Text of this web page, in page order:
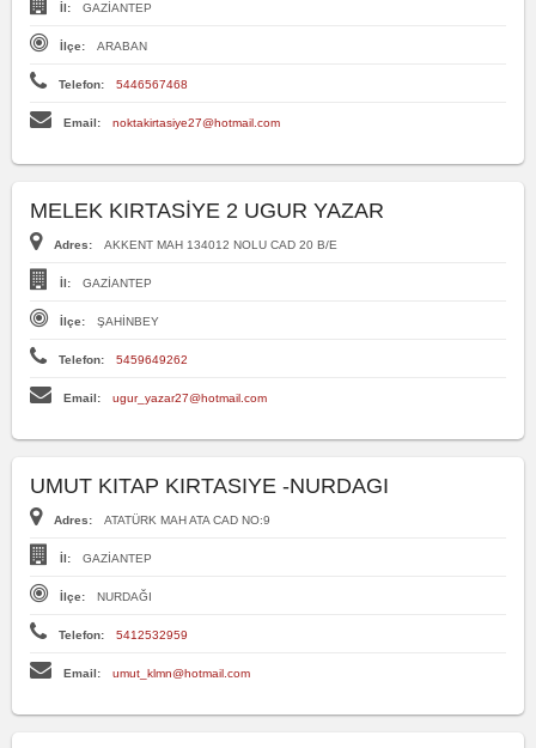
İl: GAZİANTEP
İlçe: ARABAN
Telefon: 5446567468
Email: noktakirtasiye27@hotmail.com
MELEK KIRTASİYE 2 UGUR YAZAR
Adres: AKKENT MAH 134012 NOLU CAD 20 B/E
İl: GAZİANTEP
İlçe: ŞAHİNBEY
Telefon: 5459649262
Email: ugur_yazar27@hotmail.com
UMUT KITAP KIRTASIYE -NURDAGI
Adres: ATATÜRK MAH ATA CAD NO:9
İl: GAZİANTEP
İlçe: NURDAĞI
Telefon: 5412532959
Email: umut_klmn@hotmail.com